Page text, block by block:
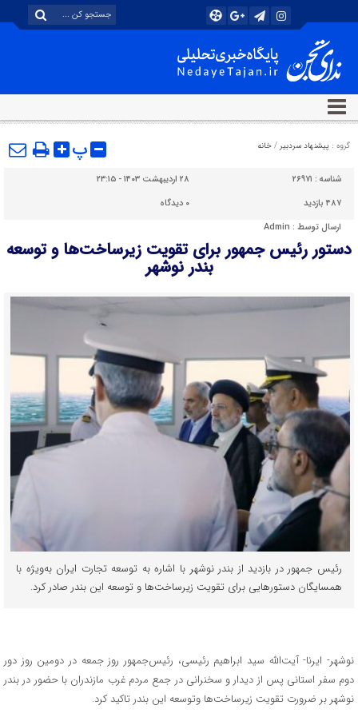
گروه : پیشنهاد سردبیر / خانه پ
شناسه : ۲۶۹۷۱
۲۸ اردیبهشت ۱۴۰۳ - ۲۳:۱۵
۴۸۷ بازدید
۰ دیدگاه
ارسال توسط : Admin
دستور رئیس جمهور برای تقویت زیرساخت‌ها و توسعه
بندر نوشهر
رئیس جمهور در بازدید از بندر نوشهر با اشاره به توسعه تجارت ایران به‌ویژه با
همسایگان دستورهایی برای تقویت زیرساخت‌ها و توسعه این بندر صادر کرد.
نوشهر- ایرنا- آیت‌الله سید ابراهیم رئیسی، رئیس‌جمهور روز جمعه در دومین روز دور
دوم سفر استانی پس از دیدار و سخنرانی در جمع مردم غرب مازندران با حضور در بندر
نوشهر بر ضرورت تقویت زیرساخت‌ها وتوسعه این بندر تاکید کرد.